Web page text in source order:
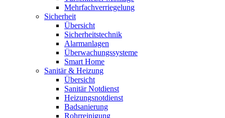
Mehrfachverriegelung
Sicherheit
Übersicht
Sicherheitstechnik
Alarmanlagen
Überwachungssysteme
Smart Home
Sanitär & Heizung
Übersicht
Sanitär Notdienst
Heizungsnotdienst
Badsanierung
Rohrreinigung